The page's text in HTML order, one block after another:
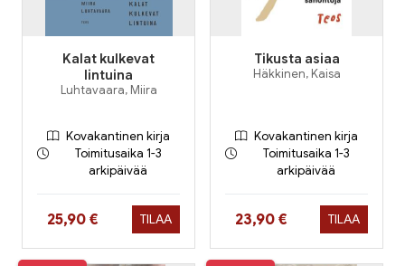
Kalat kulkevat
lintuina
Luhtavaara, Miira
Kovakantinen kirja
Toimitusaika 1-3
arkipäivää
Hinta nyt
25,90 € TILAA
Tikusta asiaa
Häkkinen, Kaisa
Kovakantinen kirja
Toimitusaika 1-3
arkipäivää
Hinta nyt
23,90 € TILAA